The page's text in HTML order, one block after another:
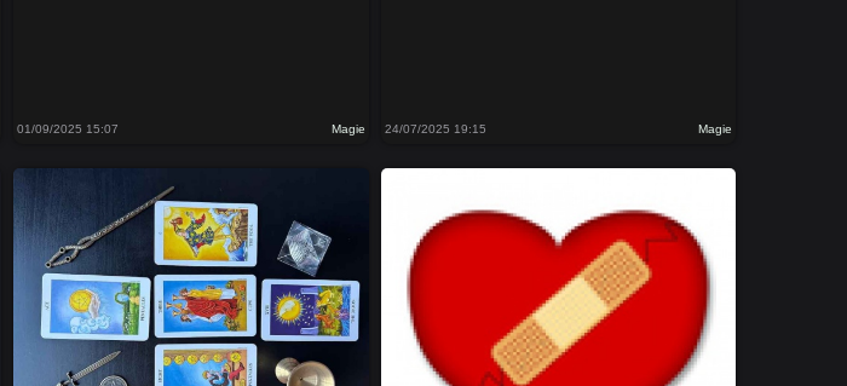
01/09/2025 15:07 Magie 24/07/2025 19:15 Magie